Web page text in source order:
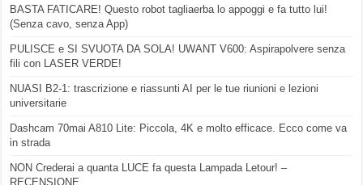
BASTA FATICARE! Questo robot tagliaerba lo appoggi e fa tutto lui!
(Senza cavo, senza App)
PULISCE e SI SVUOTA DA SOLA! UWANT V600: Aspirapolvere senza
fili con LASER VERDE!
NUASI B2-1: trascrizione e riassunti AI per le tue riunioni e lezioni
universitarie
Dashcam 70mai A810 Lite: Piccola, 4K e molto efficace. Ecco come va
in strada
NON Crederai a quanta LUCE fa questa Lampada Letour! –
RECENSIONE